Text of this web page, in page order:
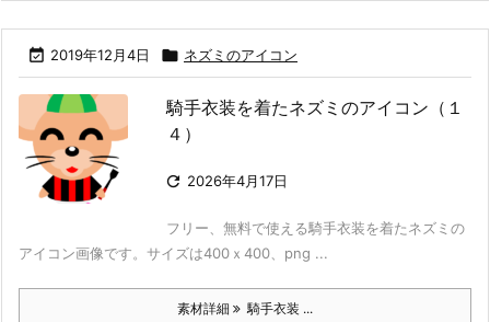
 2019年12月4日  ネズミのアイコン
騎手衣装を着たネズミのアイコン（１
４）
 2026年4月17日
フリー、無料で使える騎手衣装を着たネズミの
アイコン画像です。サイズは400ｘ400、png ...
素材詳細 騎手衣装 ...